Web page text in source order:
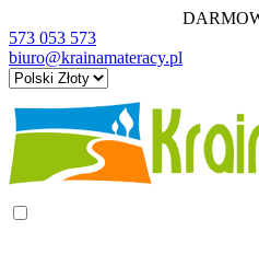
573 053 573
biuro@krainamateracy.pl